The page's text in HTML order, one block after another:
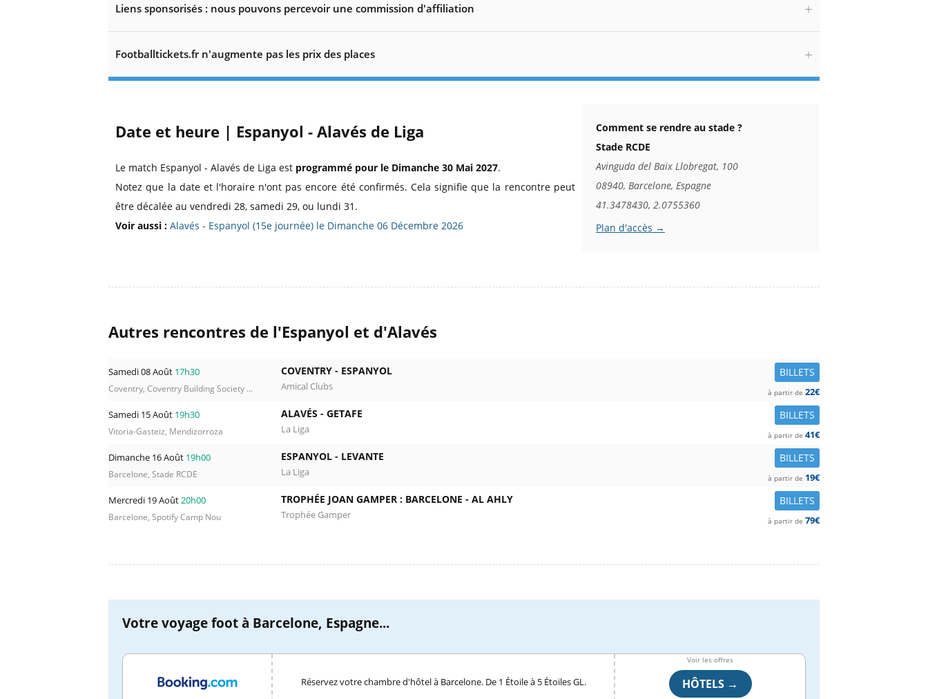
Liens sponsorisés : nous pouvons percevoir une commission d'affiliation
Footballtickets.fr n'augmente pas les prix des places
Date et heure | Espanyol - Alavés de Liga
Le match Espanyol - Alavés de Liga est programmé pour le Dimanche 30 Mai 2027.
Notez que la date et l'horaire n'ont pas encore été confirmés. Cela signifie que la rencontre peut
être décalée au vendredi 28, samedi 29, ou lundi 31.
Voir aussi : Alavés - Espanyol (15e journée) le Dimanche 06 Décembre 2026
Comment se rendre au stade ?
Stade RCDE
Avinguda del Baix Llobregat, 100
08940, Barcelone, Espagne
41.3478430, 2.0755360
Plan d'accès →
Autres rencontres de l'Espanyol et d'Alavés
Samedi 08 Août 17h30
Coventry, Coventry Building Society ...
BILLETS
COVENTRY - ESPANYOL
Amical Clubs à partir de 22€
Samedi 15 Août 19h30
Vitoria-Gasteiz, Mendizorroza
BILLETS
ALAVÉS - GETAFE
La Liga à partir de 41€
Dimanche 16 Août 19h00
Barcelone, Stade RCDE
BILLETS
ESPANYOL - LEVANTE
La Liga à partir de 19€
Mercredi 19 Août20h00
Barcelone, Spotify Camp Nou
BILLETS
TROPHÉE JOAN GAMPER : BARCELONE - AL AHLY
Trophée Gamper à partir de 79€
Votre voyage foot à Barcelone, Espagne...
Réservez votre chambre d'hôtel à Barcelone. De 1 Étoile à 5 Étoiles GL.
Voir les offres
HÔTELS →